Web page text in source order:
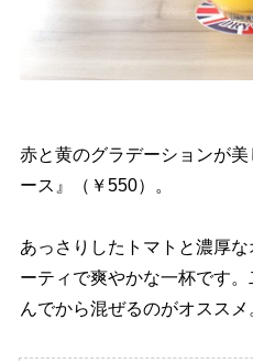
赤と黄のグラデーションが
ース』（￥550）。
あっさりしたトマトと濃厚
ーティで爽やかな一杯です
んでから混ぜるのがオススメ